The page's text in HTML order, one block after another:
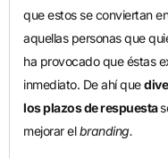
que estos se conviertan
aquellas personas que
ha provocado que éstas
inmediato. De ahí que
los plazos de respuesta
mejorar elbranding.